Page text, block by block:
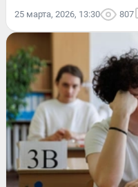
25 марта, 2026, 13:30 807